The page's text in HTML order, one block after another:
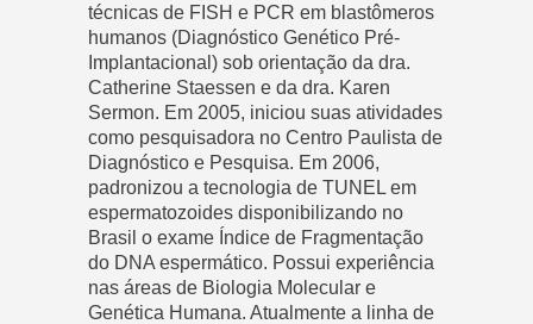
técnicas de FISH e PCR em blastômeros
humanos (Diagnóstico Genético Pré-
Implantacional) sob orientação da dra.
Catherine Staessen e da dra. Karen
Sermon. Em 2005, iniciou suas atividades
como pesquisadora no Centro Paulista de
Diagnóstico e Pesquisa. Em 2006,
padronizou a tecnologia de TUNEL em
espermatozoides disponibilizando no
Brasil o exame Índice de Fragmentação
do DNA espermático. Possui experiência
nas áreas de Biologia Molecular e
Genética Humana. Atualmente a linha de